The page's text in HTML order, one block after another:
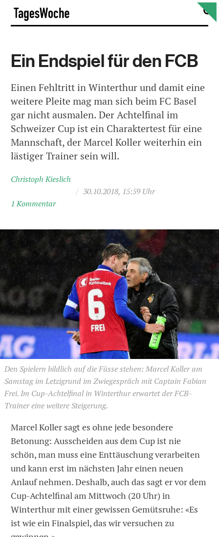
Skip
content
Ein Endspiel für den FCB
Einen Fehltritt in Winterthur und damit eine
weitere Pleite mag man sich beim FC Basel
gar nicht ausmalen. Der Achtelfinal im
Schweizer Cup ist ein Charaktertest für eine
Mannschaft, der Marcel Koller weiterhin ein
lästiger Trainer sein will.
Christoph Kieslich
/ 30.10.2018, 15:59 Uhr
1 Kommentar
Den Spielern bildlich auf die Füsse stehen: Marcel Koller am
Samstag im Letzigrund im Zwiegespräch mit Captain Fabian
Frei. Im Cup-Achtelfinal in Winterthur erwartet der FCB-
Trainer eine weitere Steigerung.
Marcel Koller sagt es ohne jede besondere
Betonung: Ausscheiden aus dem Cup ist nie
schön, man muss eine Enttäuschung verarbeiten
und kann erst im nächsten Jahr einen neuen
Anlauf nehmen. Deshalb, auch das sagt er vor dem
Cup-Achtelfinal am Mittwoch (20 Uhr) in
Winterthur mit einer gewissen Gemütsruhe: «Es
ist wie ein Finalspiel, das wir versuchen zu